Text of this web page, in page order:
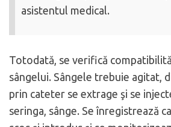
asistentul medical.
Totodată, se verifică
sângelui. Sângele trebuie agitat,
prin cateter se extrage şi se
seringa, sânge. Se înregistrează